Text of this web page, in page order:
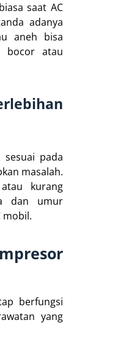
saat AC
adanya
aneh bisa
bocor atau
pada
masalah.
kurang
dan umur
mobil.
berfungsi
yang